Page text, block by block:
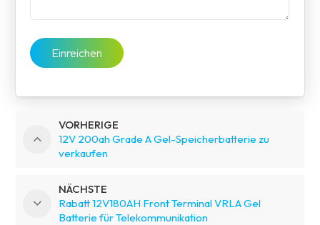
Einreichen
VORHERIGE
12V 200ah Grade A Gel-Speicherbatterie zu
verkaufen
NÄCHSTE
Rabatt 12V180AH Front Terminal VRLA Gel
Batterie für Telekommunikation